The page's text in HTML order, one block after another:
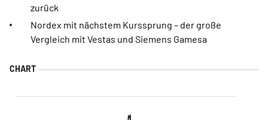
zurück
Nordex mit nächstem Kurssprung – der große
Vergleich mit Vestas und Siemens Gamesa